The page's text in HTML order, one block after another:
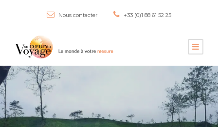
Nous contacter +33 (0)1 88 61 52 25